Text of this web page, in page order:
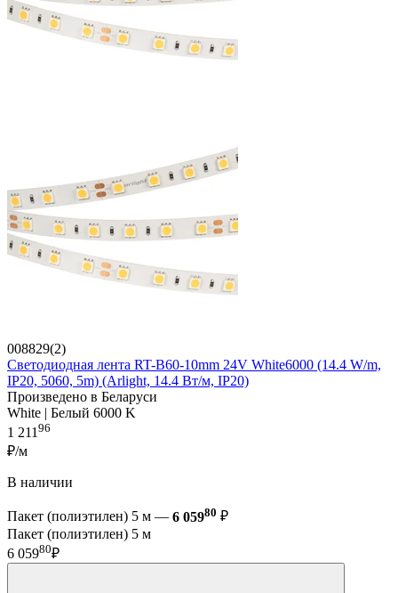
008829(2)
Светодиодная лента RT-B60-10mm 24V White6000 (14.4 W/m,
IP20, 5060, 5m) (Arlight, 14.4 Вт/м, IP20)
Произведено в Беларуси
White | Белый 6000 K
1 211 96
₽/м
В наличии
Пакет (полиэтилен) 5 м — 6 05980 ₽
Пакет (полиэтилен) 5 м
6 05980₽